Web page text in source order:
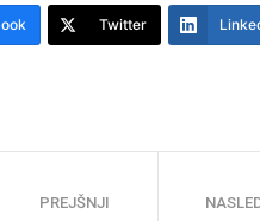
Twitter
PREJŠNJI